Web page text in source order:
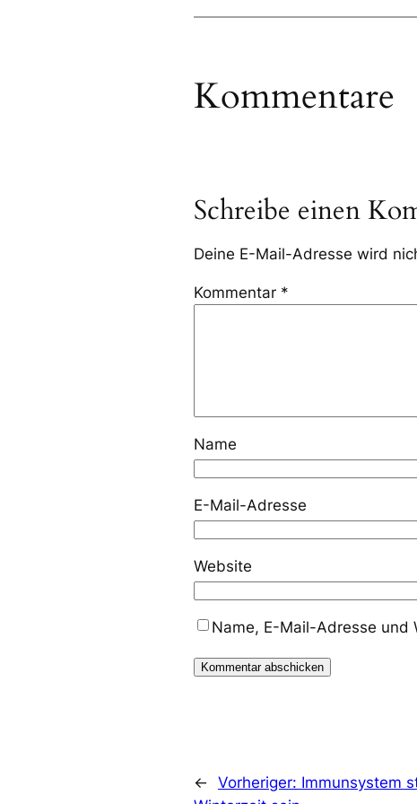
Kommentare
Schreibe einen
Deine E-Mail-Adresse wird
Kommentar *
Name
E-Mail-Adresse
Website
Name, E-Mail-Adresse und
← Vorheriger: Immunsystem